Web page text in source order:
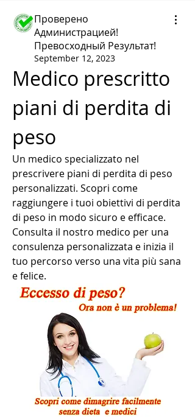
Проверено
Администрацией!
Превосходный Результат!
September 12, 2023
Medico prescritto
piani di perdita di
peso
Un medico specializzato nel
prescrivere piani di perdita di peso
personalizzati. Scopri come
raggiungere i tuoi obiettivi di perdita
di peso in modo sicuro e efficace.
Consulta il nostro medico per una
consulenza personalizzata e inizia il
tuo percorso verso una vita più sana
e felice.